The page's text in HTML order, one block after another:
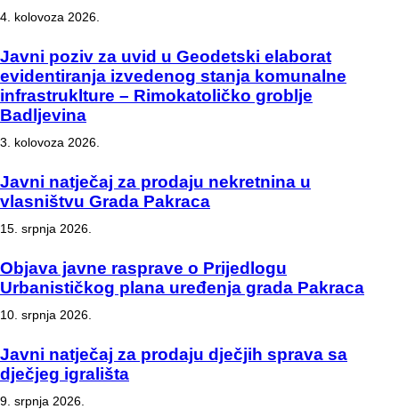
4. kolovoza 2026.
Javni poziv za uvid u Geodetski elaborat
evidentiranja izvedenog stanja komunalne
infrastruklture – Rimokatoličko groblje
Badljevina
3. kolovoza 2026.
Javni natječaj za prodaju nekretnina u
vlasništvu Grada Pakraca
15. srpnja 2026.
Objava javne rasprave o Prijedlogu
Urbanističkog plana uređenja grada Pakraca
10. srpnja 2026.
Javni natječaj za prodaju dječjih sprava sa
dječjeg igrališta
9. srpnja 2026.